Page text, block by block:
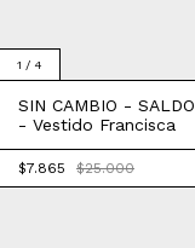
1 / 4
SIN CAMBIO - SALDO
- Vestido Francisca
$7.865 $25.000